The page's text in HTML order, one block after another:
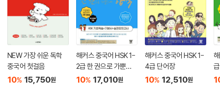
실전모의고사 제3회
정답
실전모의고사 제4회
답안지
NEW 가장 쉬운 독학
중국어 첫걸음
10% 15,750원
해커스 중국어 HSK 1-
2급 한 권으로 가뿐하
게 합격
10% 17,010원
해커스 중국어 HSK 1-
4급 단어장
10% 12,510원